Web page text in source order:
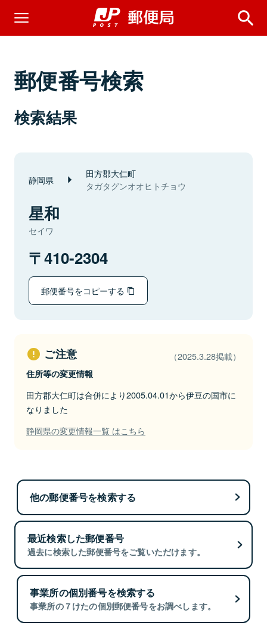
郵便番号検索
検索結果
静岡県 田方郡大仁町
タガタグンオオヒトチョウ
星和
セイワ
410-2304
郵便番号をコピーする
ご注意 （2025.3.28掲載）
住所等の変更情報
田方郡大仁町は合併により2005.04.01から伊豆の国市に
なりました
静岡県の変更情報一覧 はこちら
他の郵便番号を検索する
最近検索した郵便番号
過去に検索した郵便番号をご覧いただけます。
事業所の個別番号を検索する
事業所の７けたの個別郵便番号をお調べします。